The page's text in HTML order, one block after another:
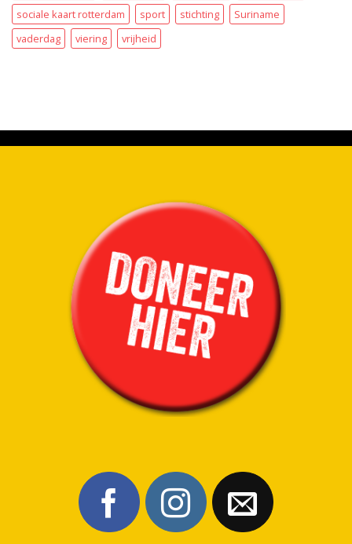
sociale kaart rotterdam
sport stichting
Suriname
vaderdag
viering vrijheid